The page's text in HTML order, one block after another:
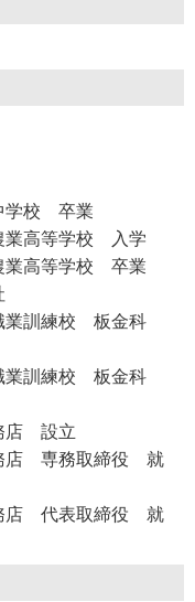
学校 卒業
業高等学校 入学
業高等学校 卒業
業訓練校 板金科
業訓練校 板金科
店 設立
店 専務取締役 就
店 代表取締役 就